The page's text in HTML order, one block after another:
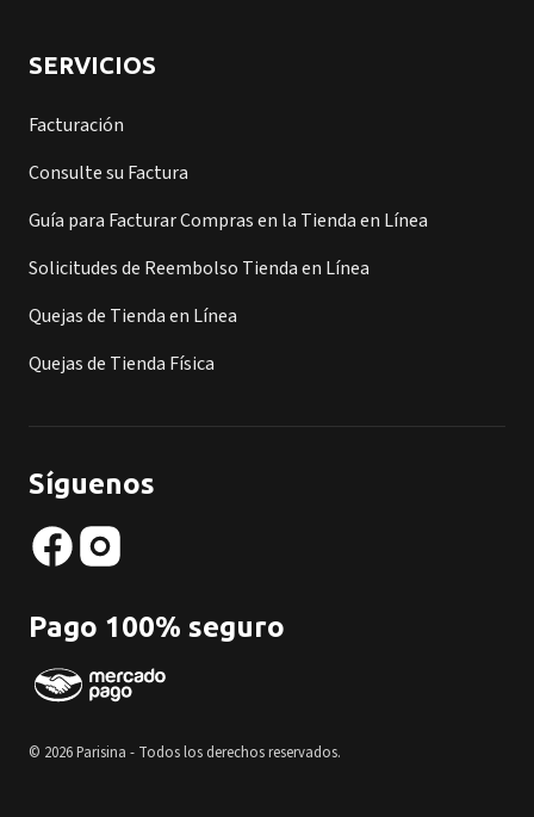
SERVICIOS
Facturación
Consulte su Factura
Guía para Facturar Compras en la Tienda en Línea
Solicitudes de Reembolso Tienda en Línea
Quejas de Tienda en Línea
Quejas de Tienda Física
Síguenos
Pago 100% seguro
© 2026 Parisina - Todos los derechos reservados.